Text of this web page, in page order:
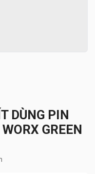
DÙNG PIN
GREEN